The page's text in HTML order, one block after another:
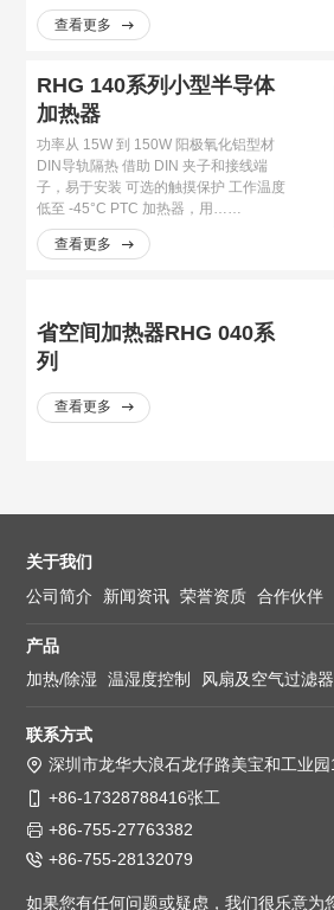
查看更多
RHG 140系列小型半导体
加热器
功率从 15W 到 150W 阳极氧化铝型材
DIN导轨隔热 借助 DIN 夹子和接线端
子，易于安装 可选的触摸保护 工作温度
低至 -45°C PTC 加热器，用……
查看更多
省空间加热器RHG 040系
列
查看更多
关于我们
公司简介
新闻资讯 荣誉资质 合作伙伴
产品
加热/除湿
温湿度控制 风扇及空气过滤器
联系方式
深圳市龙华大浪石龙仔路美宝和工业
+86-17328788416张工
+86-755-27763382
+86-755-28132079
如果您有任何问题或疑虑，我们很乐意为